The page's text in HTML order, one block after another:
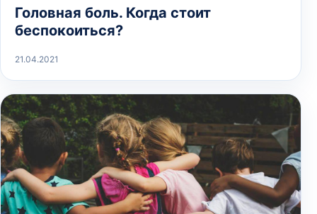
Головная боль. Когда стоит
беспокоиться?
21.04.2021